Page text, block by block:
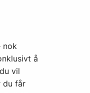
nok
å
vil
du får